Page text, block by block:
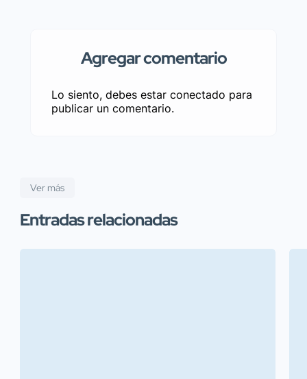
Agregar comentario
Lo siento, debes estar conectado para
publicar un comentario.
Ver más
Entradas relacionadas